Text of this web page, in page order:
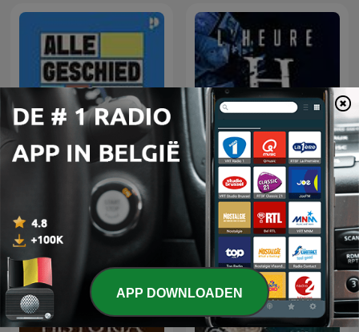
Alle Geschiedenis Ooit –
Grote Namen
L'Heure H
APP DOWNLOADEN